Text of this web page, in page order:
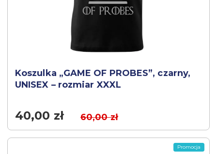
Koszulka „GAME OF PROBES”, czarny,
UNISEX – rozmiar XXXL
40,00 zł 60,00zł
Promocja